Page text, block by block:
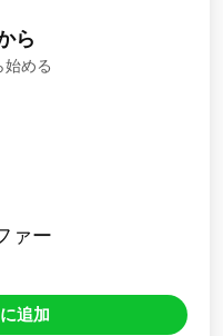
ら
始める
ァー
追加